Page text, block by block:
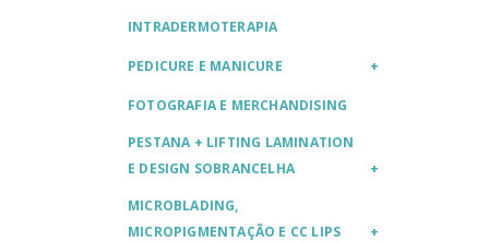
INTRADERMOTERAPIA
PEDICURE E MANICURE
FOTOGRAFIA E MERCHANDISING
PESTANA + LIFTING LAMINATION
E DESIGN SOBRANCELHA
MICROBLADING,
MICROPIGMENTAÇÃO E CC LIPS